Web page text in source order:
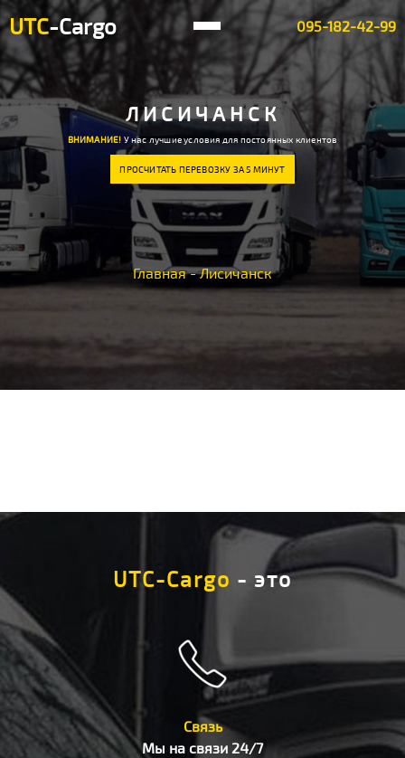
UTC-Cargo 095-182-42-99
ЛИСИЧАНСК
ВНИМАНИЕ! У нас лучшие условия для постоянных клиентов
ПРОСЧИТАТЬ ПЕРЕВОЗКУ ЗА 5 МИНУТ
Главная-Лисичанск
UTC-Cargo - это
Связь
Мы на связи 24/7